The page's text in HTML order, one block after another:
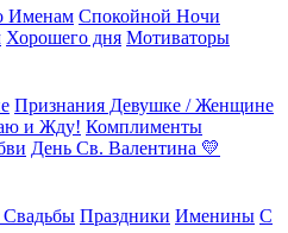
Именам Спокойной Ночи
Хорошего дня Мотиваторы
Признания Девушке / Женщине
и Жду! Комплименты
День Св. Валентина 💛
Праздники Именины С